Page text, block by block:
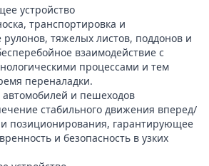
устройство
транспортировка и
тяжелых листов, поддонов и
взаимодействие с
процессами и тем
переналадки.
и пешеходов
стабильного движения вперед/
позиционирования, гарантирующее
и безопасность в узких